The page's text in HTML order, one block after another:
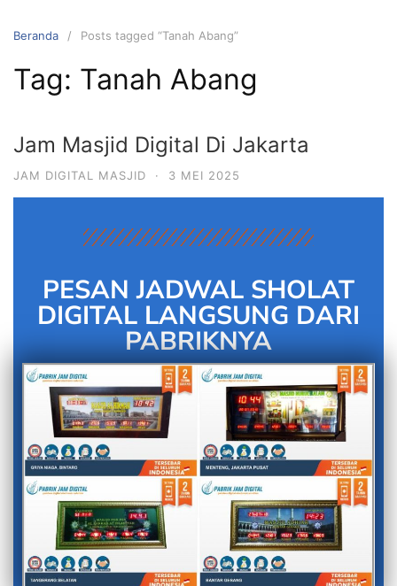
Beranda Posts tagged “Tanah Abang”
Tag: Tanah Abang
Jam Masjid Digital Di Jakarta
JAM DIGITAL MASJID · 3 MEI 2025
PESAN JADWAL SHOLAT
DIGITAL LANGSUNG DARI
PABRIKNYA